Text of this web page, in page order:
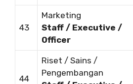
43
Marketing
Staff / Executive /
Officer
44
Riset / Sains /
Pengembangan